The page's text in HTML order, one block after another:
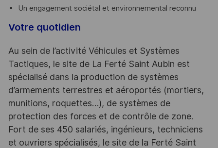
Un engagement sociétal et environnemental reconnu
Votre quotidien
Au sein de l’activité Véhicules et Systèmes
Tactiques, le site de La Ferté Saint Aubin est
spécialisé dans la production de systèmes
d’armements terrestres et aéroportés (mortiers,
munitions, roquettes…), de systèmes de
protection des forces et de contrôle de zone.
Fort de ses 450 salariés, ingénieurs, techniciens
et ouvriers spécialisés, le site de la Ferté Saint